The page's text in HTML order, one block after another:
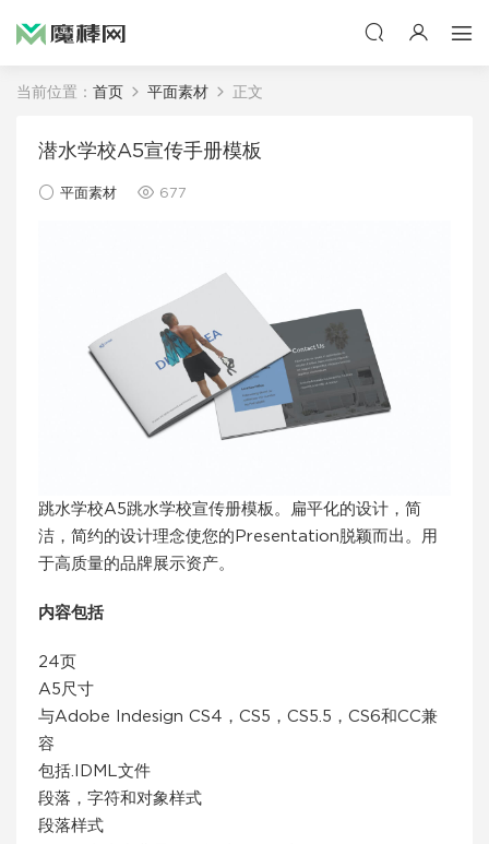
当前位置： 首页 平面素材 正文
潜水学校A5宣传手册模板
平面素材 677
跳水学校A5跳水学校宣传册模板。扁平化的设计，简
洁，简约的设计理念使您的Presentation脱颖而出。用
于高质量的品牌展示资产。
内容包括
24页
A5尺寸
与Adobe Indesign CS4，CS5，CS5.5，CS6和CC兼
容
包括.IDML文件
段落，字符和对象样式
段落样式